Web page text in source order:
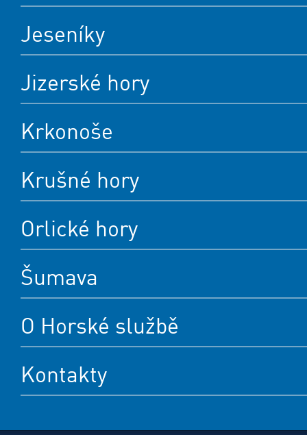
Jeseníky
Jizerské hory
Krkonoše
Krušné hory
Orlické hory
Šumava
O Horské službě
Kontakty